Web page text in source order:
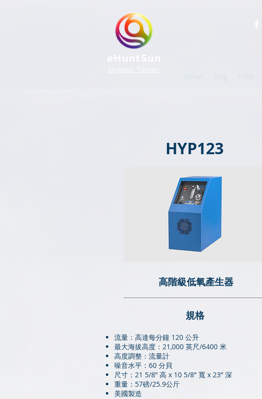
About Blog T-Sox
HYP123
高階級低氧產生器
​規格
流量：高達每分鐘 120 公升
最大海拔高度：21,000 英尺/6400 米
高度調整：流量計
噪音水平：60 分貝
尺寸：21 5/8” 高 x 10 5/8” 寬 x 23” 深
重量：57磅/25.9公斤
美國製造